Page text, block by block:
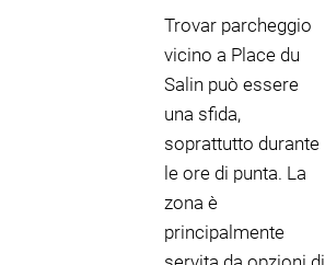
Trovar parcheggio
vicino a Place du
Salin può essere
una sfida,
soprattutto durante
le ore di punta. La
zona è
principalmente